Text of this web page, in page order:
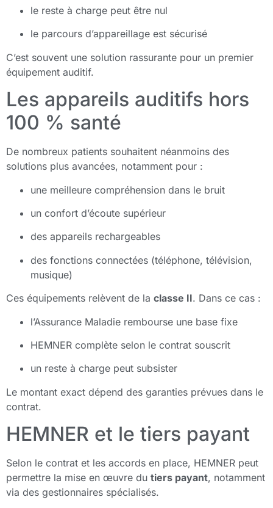
le reste à charge peut être nul
le parcours d’appareillage est sécurisé
C’est souvent une solution rassurante pour un premier
équipement auditif.
Les appareils auditifs hors
100 % santé
De nombreux patients souhaitent néanmoins des
solutions plus avancées, notamment pour :
une meilleure compréhension dans le bruit
un confort d’écoute supérieur
des appareils rechargeables
des fonctions connectées (téléphone, télévision,
musique)
Ces équipements relèvent de la classe II. Dans ce cas :
l’Assurance Maladie rembourse une base fixe
HEMNER complète selon le contrat souscrit
un reste à charge peut subsister
Le montant exact dépend des garanties prévues dans le
contrat.
HEMNER et le tiers payant
Selon le contrat et les accords en place, HEMNER peut
permettre la mise en œuvre du tiers payant, notamment
via des gestionnaires spécialisés.